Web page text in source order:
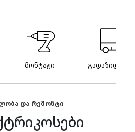
მონტაჟი გადაზიდვები
და რემონტი